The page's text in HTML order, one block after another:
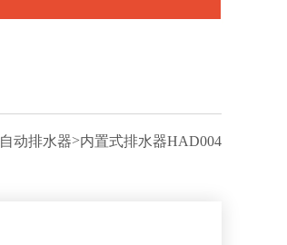
自动排水器>内置式排水器HAD004